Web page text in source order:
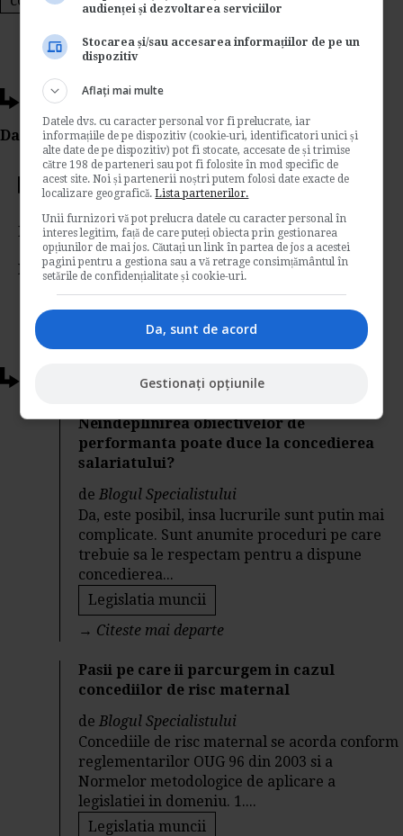
Ti-a placut acest articol?
Da Like, Printeaza sau trimite pe Email!
Votati articolul
Rating:
Nota:5din1voturi
Articole conexe
Neindeplinirea obiectivelor de
performanta poate duce la concedierea
salariatului?
deBlogul Specialistului
Da, este posibil, insa lucrurile sunt putin mai
complicate. Sunt anumite proceduri pe care
trebuie sa le respectam pentru a dispune
concedierea...
Legislatia muncii
→ Citeste mai departe
Pasii pe care ii parcurgem in cazul
concediilor de risc maternal
deBlogul Specialistului
Concediile de risc maternal se acorda conform
reglementarilor OUG 96 din 2003 si a
Normelor metodologice de aplicare a
legislatiei in domeniu. 1....
Legislatia muncii
audienței și dezvoltarea serviciilor
Stocarea și/sau accesarea informațiilor de pe un
dispozitiv
Aflați mai multe
Datele dvs. cu caracter personal vor fi prelucrate, iar
informațiile de pe dispozitiv (cookie-uri, identificatori unici și
alte date de pe dispozitiv) pot fi stocate, accesate de și trimise
către 198 de parteneri sau pot fi folosite în mod specific de
acest site. Noi și partenerii noștri putem folosi date exacte de
localizare geografică.Lista partenerilor.
Unii furnizori vă pot prelucra datele cu caracter personal în
interes legitim, față de care puteți obiecta prin gestionarea
opțiunilor de mai jos. Căutați un link în partea de jos a acestei
pagini pentru a gestiona sau a vă retrage consimțământul în
setările de confidențialitate și cookie-uri.
Da, sunt de acord
Gestionați opțiunile